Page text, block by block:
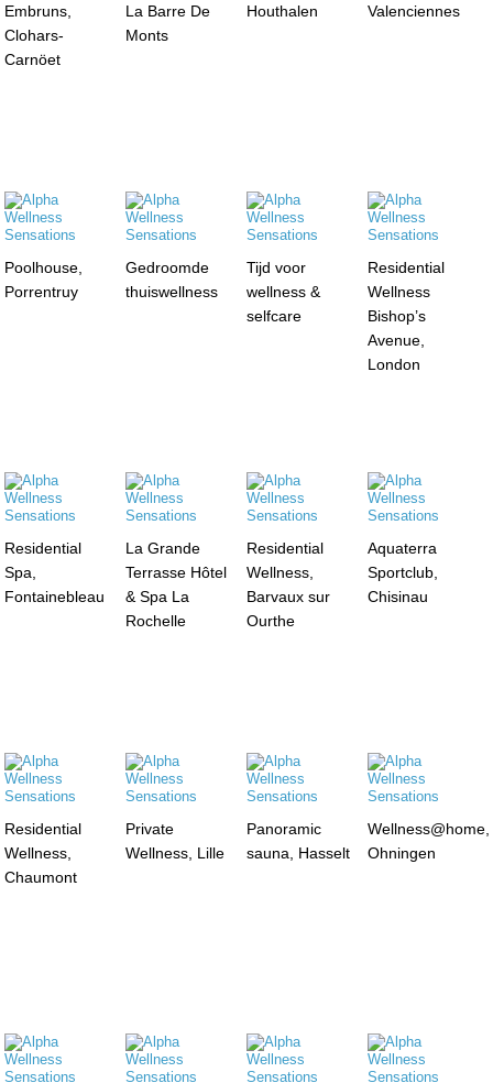
Embruns,
Clohars-
Carnöet
La Barre De
Monts
Houthalen
Valenciennes
Poolhouse,
Porrentruy
Gedroomde
thuiswellness
Tijd voor
wellness &
selfcare
Residential
Wellness
Bishop’s
Avenue,
London
Residential
Spa,
Fontainebleau
La Grande
Terrasse Hôtel
& Spa La
Rochelle
Residential
Wellness,
Barvaux sur
Ourthe
Aquaterra
Sportclub,
Chisinau
Residential
Wellness,
Chaumont
Private
Wellness, Lille
Panoramic
sauna, Hasselt
Wellness@home,
Ohningen